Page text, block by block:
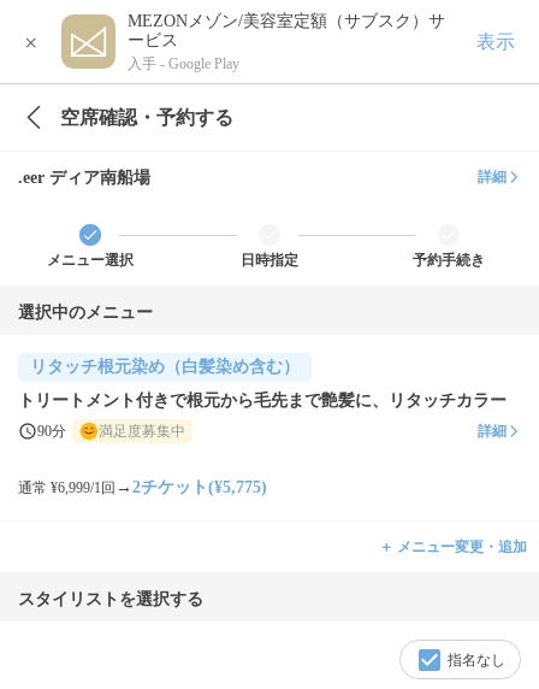
×
MEZONメゾン/美容室定額（サブスク）サ
ービス
入手 - Google Play
表示
空席確認・予約する
.eer ディア南船場 詳細
メニュー選択 日時指定 予約手続き
選択中のメニュー
リタッチ根元染め（白髪染め含む）
トリートメント付きで根元から毛先まで艶髪に、リタッチカラー
90分 満足度募集中 詳細
通常 ¥6,999/1回 → 2チケット(¥5,775)
＋ メニュー変更・追加
スタイリストを選択する
指名なし